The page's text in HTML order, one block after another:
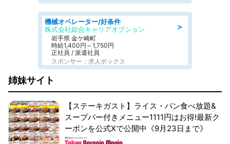
＞
機械オペレーター/好条件
株式会社綜合キャリアオプション
岩手県 金ケ崎町
時給1,400円～1,750円
正社員 / 派遣社員
スポンサー：求人ボックス
姉妹サイト
【ステーキガスト】ライス・パン食べ放題&
スープバー付きメニュー1111円はお得!最新ク
ーポンを公式Xで公開中《9月23日まで》